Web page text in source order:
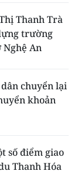
Thanh Trà
trường
An
chuyển lại
khoản
số điểm giao
Thanh Hóa